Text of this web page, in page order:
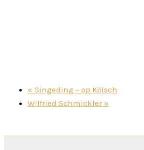
« Singeding – op Kölsch
Wilfried Schmickler »